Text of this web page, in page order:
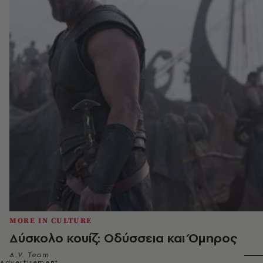
MORE IN CULTURE
Δύσκολο κουίζ: Οδύσσεια και Όμηρος
A.V. Team